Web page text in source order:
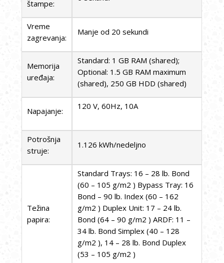
štampe:
Vreme
zagrevanja:
Manje od 20 sekundi
Memorija
uređaja:
Standard: 1 GB RAM (shared);
Optional: 1.5 GB RAM maximum
(shared), 250 GB HDD (shared)
Napajanje: 120 V, 60Hz, 10A
Potrošnja
struje:
1.126 kWh/nedeljno
Težina
papira:
Standard Trays: 16 – 28 lb. Bond
(60 – 105 g/m2 ) Bypass Tray: 16
Bond – 90 lb. Index (60 – 162
g/m2 ) Duplex Unit: 17 – 24 lb.
Bond (64 – 90 g/m2 ) ARDF: 11 –
34 lb. Bond Simplex (40 – 128
g/m2 ), 14 – 28 lb. Bond Duplex
(53 – 105 g/m2 )